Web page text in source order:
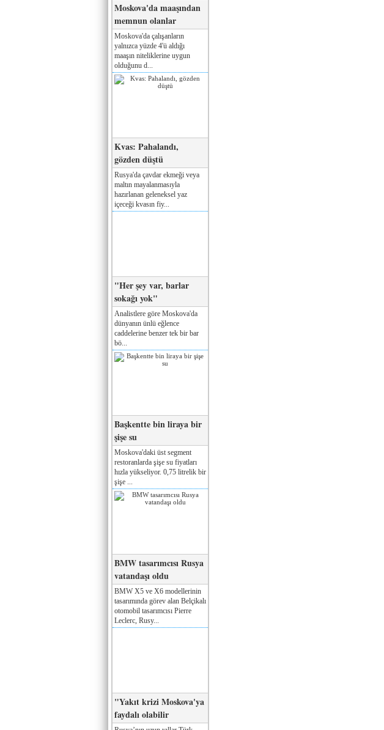
Moskova'da maaşından
memnun olanlar
Moskova'da çalışanların
yalnızca yüzde 4'ü aldığı
maaşın niteliklerine uygun
olduğunu d...
Kvas: Pahalandı,
gözden düştü
Rusya'da çavdar ekmeği veya
maltın mayalanmasıyla
hazırlanan geleneksel yaz
içeceği kvasın fiy...
"Her şey var, barlar
sokağı yok"
Analistlere göre Moskova'da
dünyanın ünlü eğlence
caddelerine benzer tek bir bar
bö...
Başkentte bin liraya bir
şişe su
Moskova'daki üst segment
restoranlarda şişe su fiyatları
hızla yükseliyor. 0,75 litrelik bir
şişe ...
BMW tasarımcısı Rusya
vatandaşı oldu
BMW X5 ve X6 modellerinin
tasarımında görev alan Belçikalı
otomobil tasarımcısı Pierre
Leclerc, Rusy...
"Yakıt krizi Moskova'ya
faydalı olabilir